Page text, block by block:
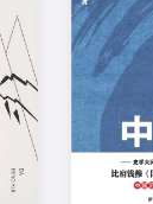
...
一次偶
员尼克
土...